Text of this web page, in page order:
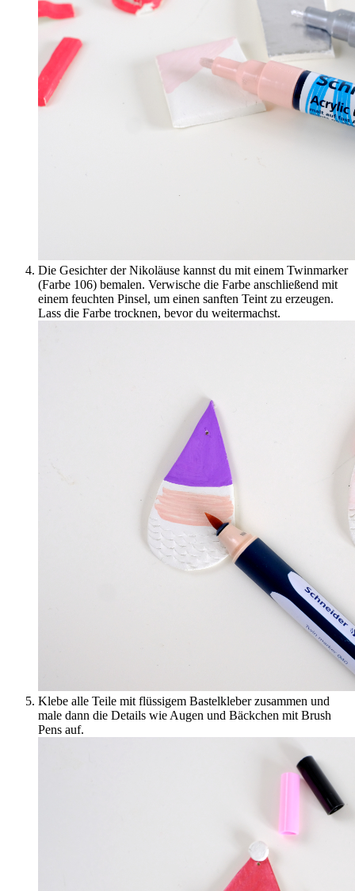
Die Gesichter der Nikoläuse kannst du mit einem Twinmarker
(Farbe 106) bemalen. Verwische die Farbe anschließend mit
einem feuchten Pinsel, um einen sanften Teint zu erzeugen.
Lass die Farbe trocknen, bevor du weitermachst.
Klebe alle Teile mit flüssigem Bastelkleber zusammen und
male dann die Details wie Augen und Bäckchen mit Brush
Pens auf.